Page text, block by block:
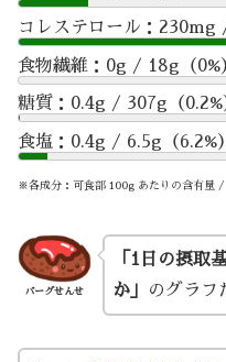
コレステロール：230mg
食物繊維：0g / 18g（0%
糖質：0.4g / 307g（0.2%
食塩：0.4g / 6.5g（6.2%）
※各成分：可食部 100g あたりの含有量 /
バーグせんせ
「1日の摂取
か」
のグラフ